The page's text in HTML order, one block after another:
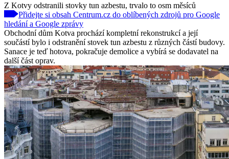
Z Kotvy odstranili stovky tun azbestu, trvalo to osm měsíců
Přidejte si obsah Centrum.cz do oblíbených zdrojů pro Google
hledání a Google zprávy
Obchodní dům Kotva prochází kompletní rekonstrukcí a její
součástí bylo i odstranění stovek tun azbestu z různých částí budovy.
Sanace je teď hotova, pokračuje demolice a vybírá se dodavatel na
další část oprav.